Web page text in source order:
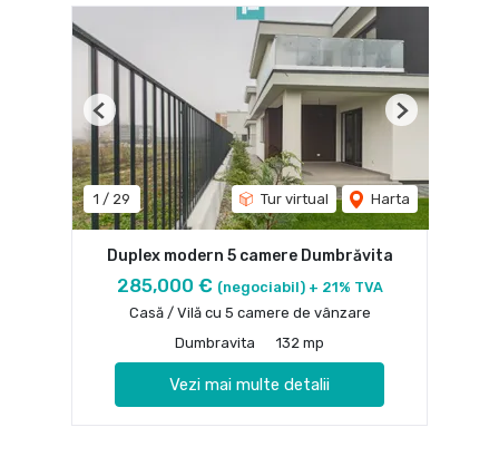
1 / 29 Tur virtual Harta
Previous Next
Duplex modern 5 camere Dumbrăvita
285,000 € (negociabil) + 21% TVA
Casă / Vilă cu 5 camere de vânzare
Dumbravita
132 mp
Vezi mai multe detalii